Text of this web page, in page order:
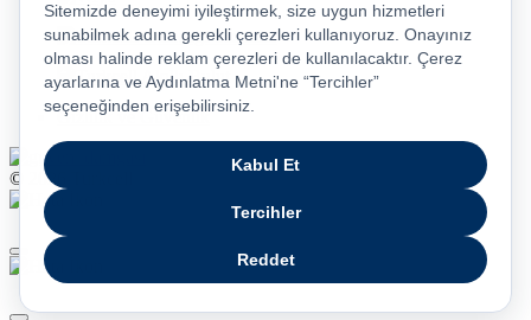
Gizlilik ve Güvenlik
© 2026 Turkcell